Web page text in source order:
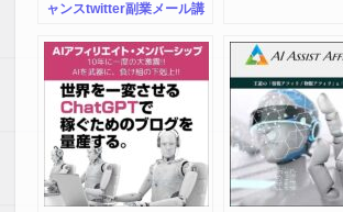
ャンスtwitter副業メール講